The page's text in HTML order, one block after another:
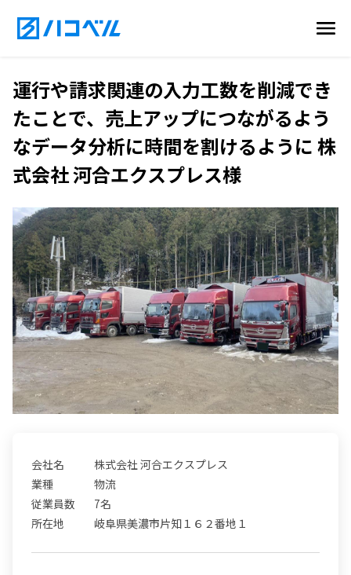
運行や請求関連の入力工数を削減でき
たことで、売上アップにつながるよう
なデータ分析に時間を割けるように 株
式会社 河合エクスプレス様
会社名
株式会社 河合エクスプレス
業種
物流
従業員数
7名
所在地
岐阜県美濃市片知１６２番地１